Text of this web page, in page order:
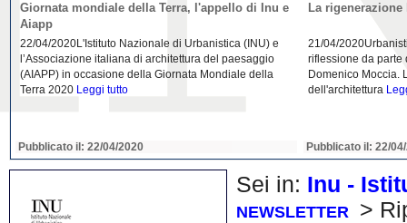
Giornata mondiale della Terra, l'appello di Inu e
Aiapp
22/04/2020L'Istituto Nazionale di Urbanistica (INU) e
l’Associazione italiana di architettura del paesaggio
(AIAPP) in occasione della Giornata Mondiale della
Terra 2020 Leggi tutto
Pubblicato il: 22/04/2020
La
21/04/
riflessione da parte
Domenico Moccia.
dell'architettura
Pubblicato il: 22/
Sei in: Inu -
NEWSLETTER
>